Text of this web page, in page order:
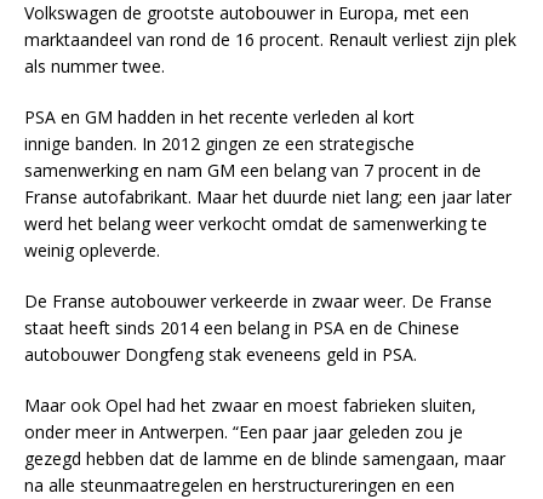
Volkswagen de grootste autobouwer in Europa, met een
marktaandeel van rond de 16 procent. Renault verliest zijn plek
als nummer twee.
PSA en GM hadden in het recente verleden al kort
innige banden. In 2012 gingen ze een strategische
samenwerking en nam GM een belang van 7 procent in de
Franse autofabrikant. Maar het duurde niet lang; een jaar later
werd het belang weer verkocht omdat de samenwerking te
weinig opleverde.
De Franse autobouwer verkeerde in zwaar weer. De Franse
staat heeft sinds 2014 een belang in PSA en de Chinese
autobouwer Dongfeng stak eveneens geld in PSA.
Maar ook Opel had het zwaar en moest fabrieken sluiten,
onder meer in Antwerpen. “Een paar jaar geleden zou je
gezegd hebben dat de lamme en de blinde samengaan, maar
na alle steunmaatregelen en herstructureringen en een